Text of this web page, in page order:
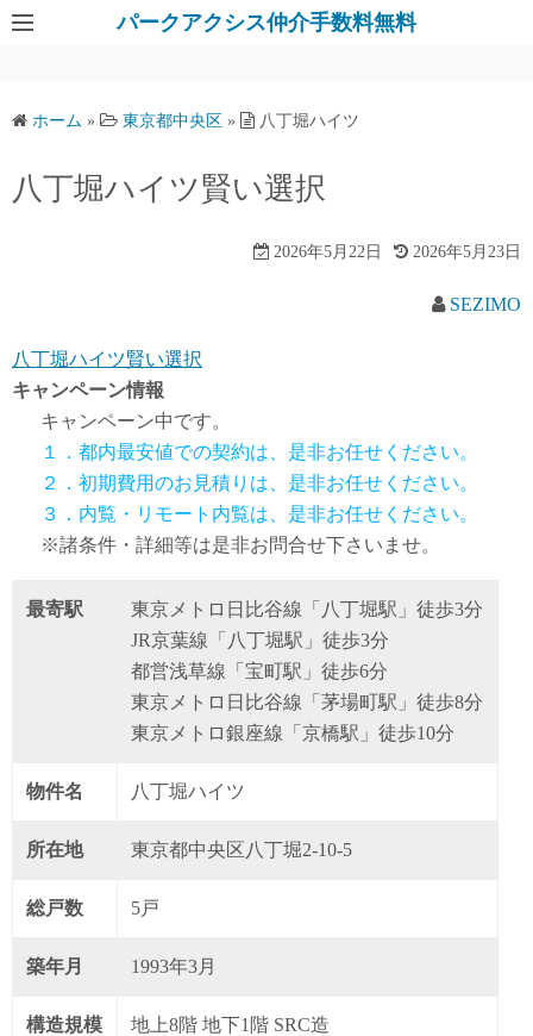
パークアクシス仲介手数料無料
ホーム » 東京都中央区 » 八丁堀ハイツ
八丁堀ハイツ賢い選択
2026年5月22日 2026年5月23日
SEZIMO
八丁堀ハイツ賢い選択
キャンペーン情報
キャンペーン中です。
１．都内最安値での契約は、是非お任せください。
２．初期費用のお見積りは、是非お任せください。
３．内覧・リモート内覧は、是非お任せください。
※諸条件・詳細等は是非お問合せ下さいませ。
最寄駅
東京メトロ日比谷線「八丁堀駅」徒歩3分
JR京葉線「八丁堀駅」徒歩3分
都営浅草線「宝町駅」徒歩6分
東京メトロ日比谷線「茅場町駅」徒歩8分
東京メトロ銀座線「京橋駅」徒歩10分
物件名 八丁堀ハイツ
所在地 東京都中央区八丁堀2-10-5
総戸数 5戸
築年月 1993年3月
構造規模 地上8階 地下1階 SRC造